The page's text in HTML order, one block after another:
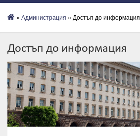
» Администрация » Достъп до информация
Достъп до информация